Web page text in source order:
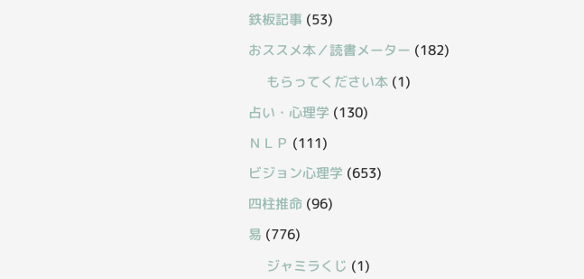
鉄板記事 (53)
おススメ本／読書メーター (182)
もらってください本 (1)
占い・心理学 (130)
ＮＬＰ (111)
ビジョン心理学 (653)
四柱推命 (96)
易 (776)
ジャミラくじ (1)